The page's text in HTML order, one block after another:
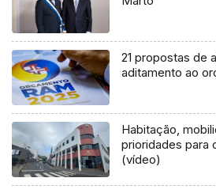
21 propostas de
aditamento ao
Habitação,
prioridades para
(vídeo)